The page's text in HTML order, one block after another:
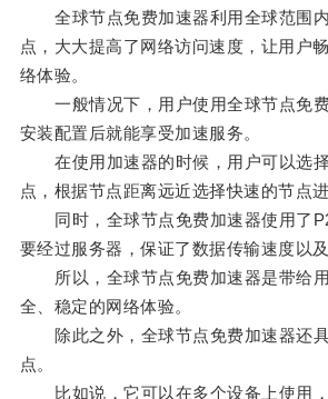
全球节点免费加速器利用全球范围
点，大大提高了网络访问速度，让用户
络体验。
一般情况下，用户使用全球节点免费
安装配置后就能享受加速服务。
在使用加速器的时候，用户可以选
点，根据节点距离远近选择快速的节点进
同时，全球节点免费加速器使用了
要经过服务器，保证了数据传输速度以
所以，全球节点免费加速器是带给用
全、稳定的网络体验。
除此之外，全球节点免费加速器还
点。
比如说，它可以在多个设备上使用